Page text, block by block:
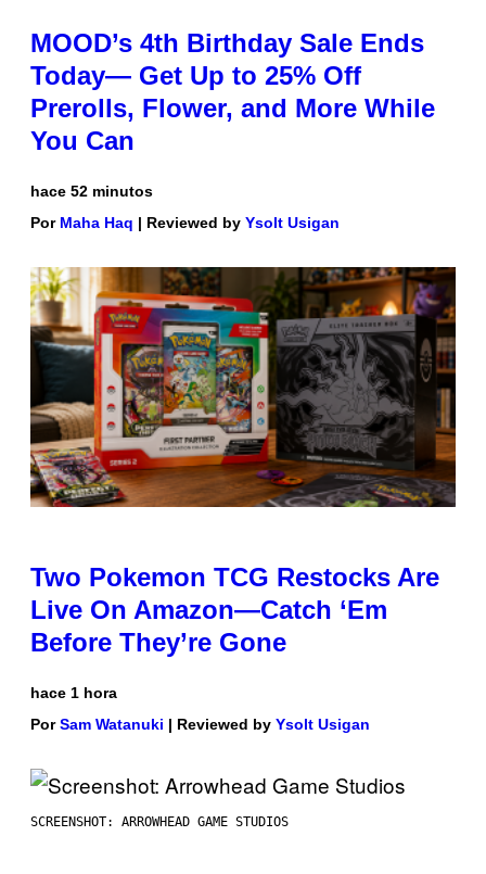
MOOD’s 4th Birthday Sale Ends
Today— Get Up to 25% Off
Prerolls, Flower, and More While
You Can
hace 52 minutos
Por Maha Haq | Reviewed by Ysolt Usigan
Two Pokemon TCG Restocks Are
Live On Amazon—Catch ‘Em
Before They’re Gone
hace 1 hora
PorSam Watanuki | Reviewed by Ysolt Usigan
SCREENSHOT: ARROWHEAD GAME STUDIOS